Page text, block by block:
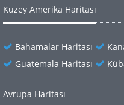
Kuzey Amerika Haritası
Bahamalar Haritası
Guatemala Haritası
Avrupa Haritası